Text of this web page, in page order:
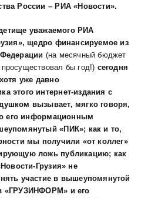
России – РИА «Новости».
уважаемого РИА
щедро финансируемое из
(на месячный бюджет
бы год!) сегодня
уже давно
этого интернет-издания с
вызывает, мягко говоря,
его информационным
«ПИК»; как и то,
мы получили «от коллег»
ложь публикацию; как
Грузия» не
участие в вышеупомянутой
«ГРУЗИНФОРМ» и его